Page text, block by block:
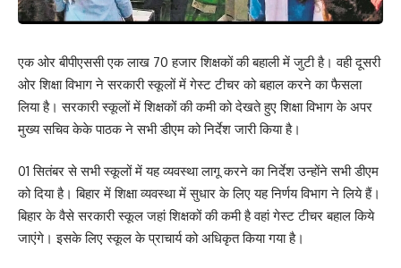
एक ओर बीपीएससी एक लाख 70 हजार शिक्षकों की बहाली में जुटी है। वही दूसरी
ओर शिक्षा विभाग ने सरकारी स्कूलों में गेस्ट टीचर को बहाल करने का फैसला
लिया है। सरकारी स्कूलों में शिक्षकों की कमी को देखते हुए शिक्षा विभाग के अपर
मुख्य सचिव केके पाठक ने सभी डीएम को निर्देश जारी किया है।
01 सितंबर से सभी स्कूलों में यह व्यवस्था लागू करने का निर्देश उन्होंने सभी डीएम
को दिया है। बिहार में शिक्षा व्यवस्था में सुधार के लिए यह निर्णय विभाग ने लिये हैं।
बिहार के वैसे सरकारी स्कूल जहां शिक्षकों की कमी है वहां गेस्ट टीचर बहाल किये
जाएंगे। इसके लिए स्कूल के प्राचार्य को अधिकृत किया गया है।